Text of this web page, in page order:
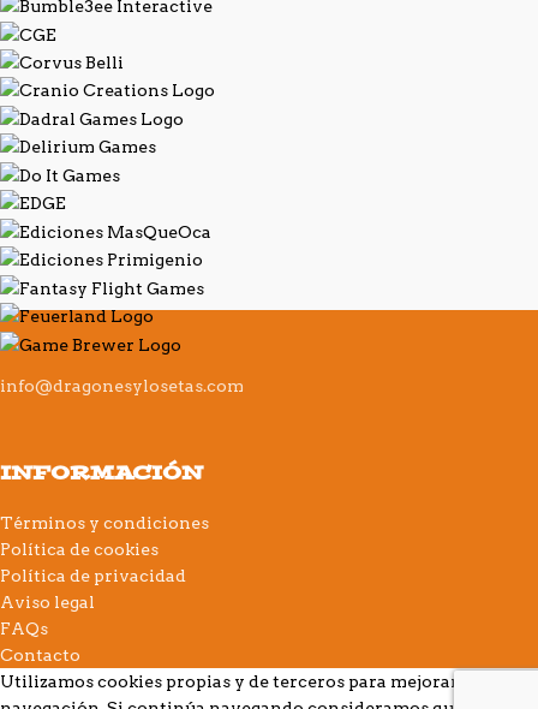
info@dragonesylosetas.com
INFORMACIÓN
Términos y condiciones
Política de cookies
Política de privacidad
Aviso legal
FAQs
Contacto
Utilizamos cookies propias y de terceros para mejorar su